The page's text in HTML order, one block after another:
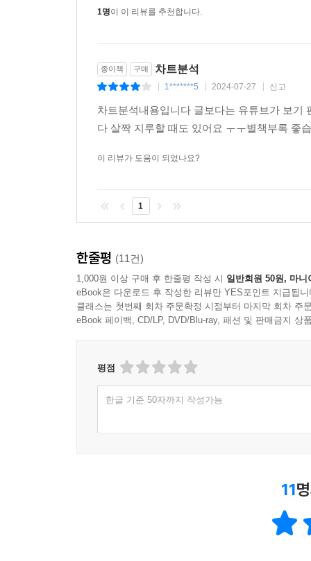
1명이 이 리뷰를 추천합니다.
종이책 구매 차트분석
1*******5 2024-07-27 신고
차트분석내용입니다 글보다는 유튜브가 보기
다 살짝 지루할 때도 있어요 ㅜㅜ별책부록 좋
이 리뷰가 도움이 되었나요?
1
한줄평 (11건)
1,000원 이상 구매 후 한줄평 작성 시 일반회원 50원, 마니
eBook은 다운로드 후 작성한 리뷰만 YES포인트 지급됩니
클래스는 첫번째 회차 주문확정 시점부터 마지막 회차 주
eBook 페이백, CD/LP, DVD/Blu-ray, 패션 및 판매금지 상
평점
한글 기준 50자까지 작성가능
11